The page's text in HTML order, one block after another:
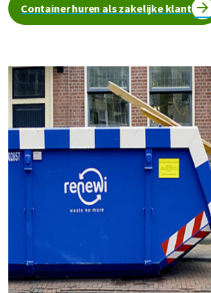
Container huren als zakelijke klant